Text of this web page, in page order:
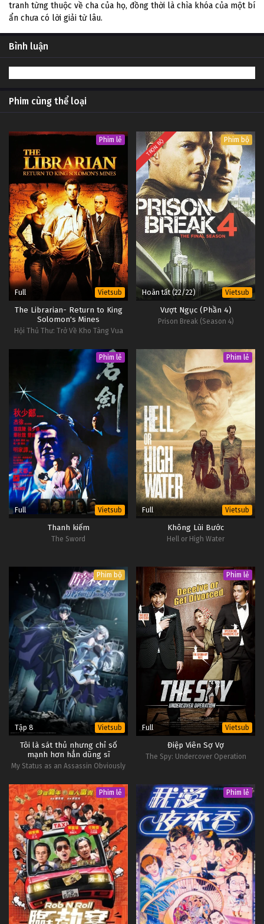
tranh từng thuộc về cha của họ, đồng thời là chìa khóa của một bí
ẩn chưa có lời giải từ lâu.
Bình luận
Phim cùng thể loại
Phim lẻ
Full Vietsub
The Librarian- Return to King
Solomon's Mines
Hội Thủ Thư: Trở Về Kho Tàng Vua
TRỌN BỘ Phim bộ
Hoàn tất (22/22) Vietsub
Vượt Ngục (Phần 4)
Prison Break (Season 4)
Phim lẻ
Full Vietsub
Thanh kiếm
The Sword
Phim lẻ
Full Vietsub
Không Lùi Bước
Hell or High Water
Phim bộ
Tập 8 Vietsub
Tôi là sát thủ nhưng chỉ số
mạnh hơn hẳn dũng sĩ
My Status as an Assassin Obviously
Phim lẻ
Full Vietsub
Điệp Viên Sợ Vợ
The Spy: Undercover Operation
Phim lẻ Phim lẻ